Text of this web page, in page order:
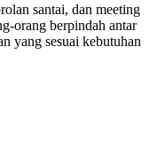
santai, dan meeting
orang berpindah antar
yang sesuai kebutuhan